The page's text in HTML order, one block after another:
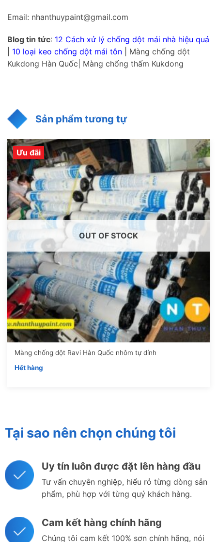
Email: nhanthuypaint@gmail.com
Blog tin tức: 12 Cách xử lý chống dột mái nhà hiệu quả
10 loại keo chống dột mái tôn
| Màng chống dột
Kukdong Hàn Quốc| Màng chống thấm Kukdong
Sản phẩm tương tự
Ưu đãi
OUT OF STOCK
Màng chống dột Ravi Hàn Quốc nhôm tự dính
Hết hàng
Tại sao nên chọn chúng tôi
Uy tín luôn được đặt lên hàng đầu
Tư vấn chuyên nghiệp, hiểu rỏ từng dòng sản
phẩm, phù hợp với từng quý khách hàng.
Cam kết hàng chính hãng
Chúng tôi cam kết 100% sơn chính hãng, nói